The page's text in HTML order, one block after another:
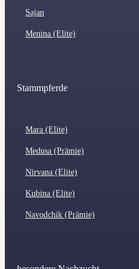
Sajan
Menina (Elite)
Stammpferde
Mara (Elite)
Medusa (Prämie)
Nirvana (Elite)
Kubina (Elite)
Navodchik (Prämie)